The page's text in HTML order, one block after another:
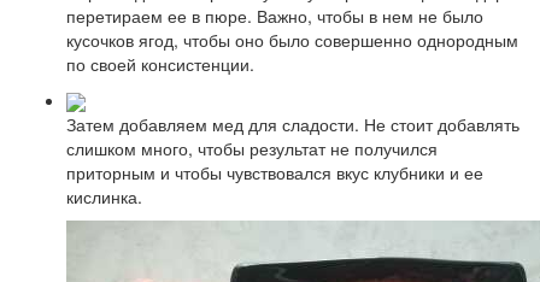
перетираем ее в пюре. Важно, чтобы в нем не было
кусочков ягод, чтобы оно было совершенно однородным
по своей консистенции.
Затем добавляем мед для сладости. Не стоит добавлять
слишком много, чтобы результат не получился
приторным и чтобы чувствовался вкус клубники и ее
кислинка.